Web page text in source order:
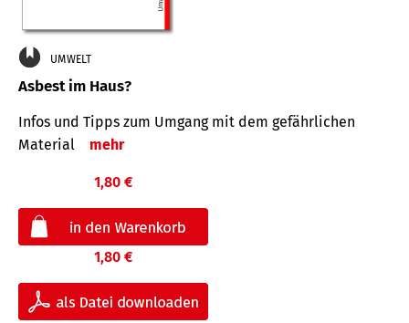
UMWELT
Asbest im Haus?
Infos und Tipps zum Um­gang mit dem ge­fähr­lichen
Mate­rial
mehr
1,80 €
1,80 €